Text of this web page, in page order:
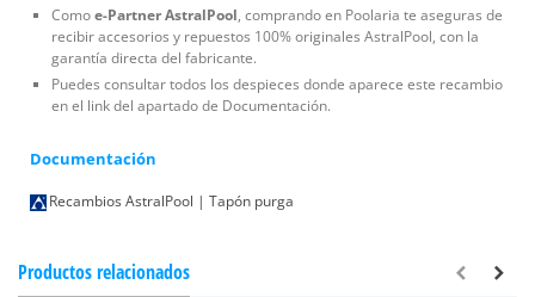
Comoe-Partner AstralPool, comprando en Poolaria te aseguras de
recibir accesorios y repuestos 100% originales AstralPool, con la
garantía directa del fabricante.
Puedes consultar todos los despieces donde aparece este recambio
en el link del apartado de Documentación.
Documentación
Recambios AstralPool | Tapón purga
Productos relacionados